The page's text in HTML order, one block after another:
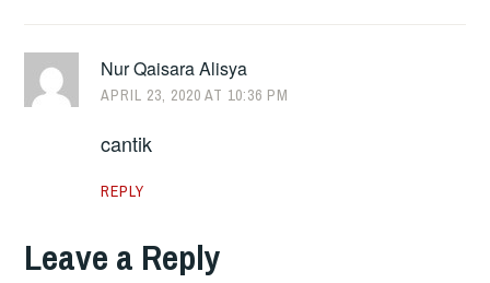
Nur Qaisara Alisya
APRIL 23, 2020 AT 10:36 PM
cantik
REPLY
Leave a Reply